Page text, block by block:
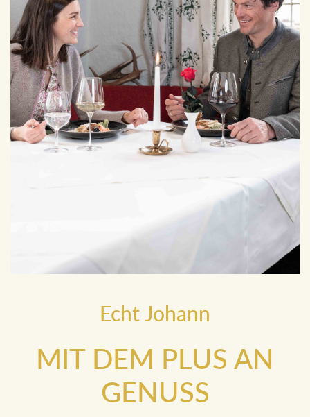
Echt Johann
MIT DEM PLUS AN
GENUSS